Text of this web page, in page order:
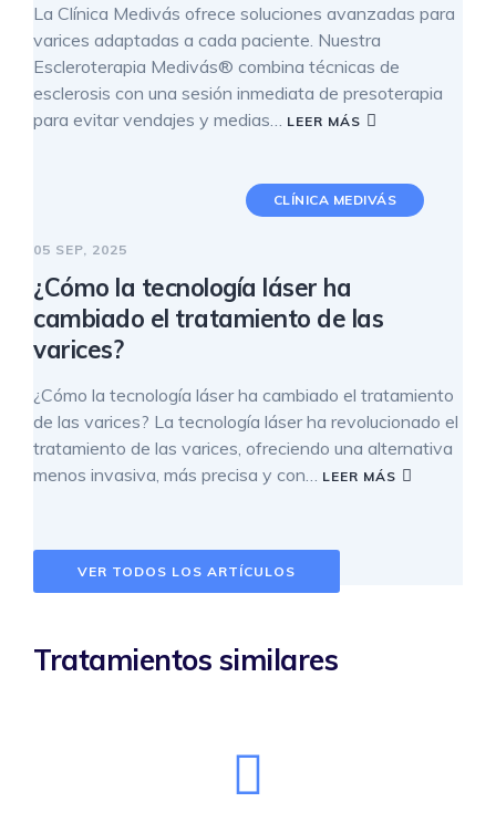
La Clínica Medivás ofrece soluciones avanzadas para
varices adaptadas a cada paciente. Nuestra
Escleroterapia Medivás® combina técnicas de
esclerosis con una sesión inmediata de presoterapia
para evitar vendajes y medias…
LEER MÁS
CLÍNICA MEDIVÁS
05 SEP, 2025
¿Cómo la tecnología láser ha
cambiado el tratamiento de las
varices?
¿Cómo la tecnología láser ha cambiado el tratamiento
de las varices? La tecnología láser ha revolucionado el
tratamiento de las varices, ofreciendo una alternativa
menos invasiva, más precisa y con…
LEER MÁS
VER TODOS LOS ARTÍCULOS
Tratamientos similares